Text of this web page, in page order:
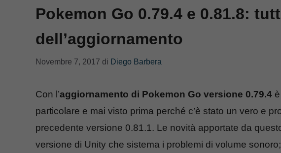
Pokemon Go 0.79.4 e 0.81.8:
dell’aggiornamento
Novembre 7, 2017 di Diego Barbera
Con l’aggiornamento di Pokemon Go versione 0.79.4
particolare e mai visto prima perché c’è stato un vero e
precedente versione 0.81.1. Le novità apportate da
versione di Unity che sistema i problemi di volume